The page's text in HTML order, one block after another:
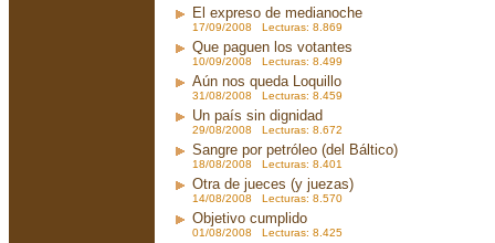
El expreso de medianoche
17/09/2008 Lecturas: 8.869
Que paguen los votantes
10/09/2008 Lecturas: 8.499
Aún nos queda Loquillo
31/08/2008 Lecturas: 8.459
Un país sin dignidad
29/08/2008 Lecturas: 8.672
Sangre por petróleo (del Báltico)
18/08/2008 Lecturas: 8.401
Otra de jueces (y juezas)
14/08/2008 Lecturas: 8.570
Objetivo cumplido
01/08/2008 Lecturas: 8.425